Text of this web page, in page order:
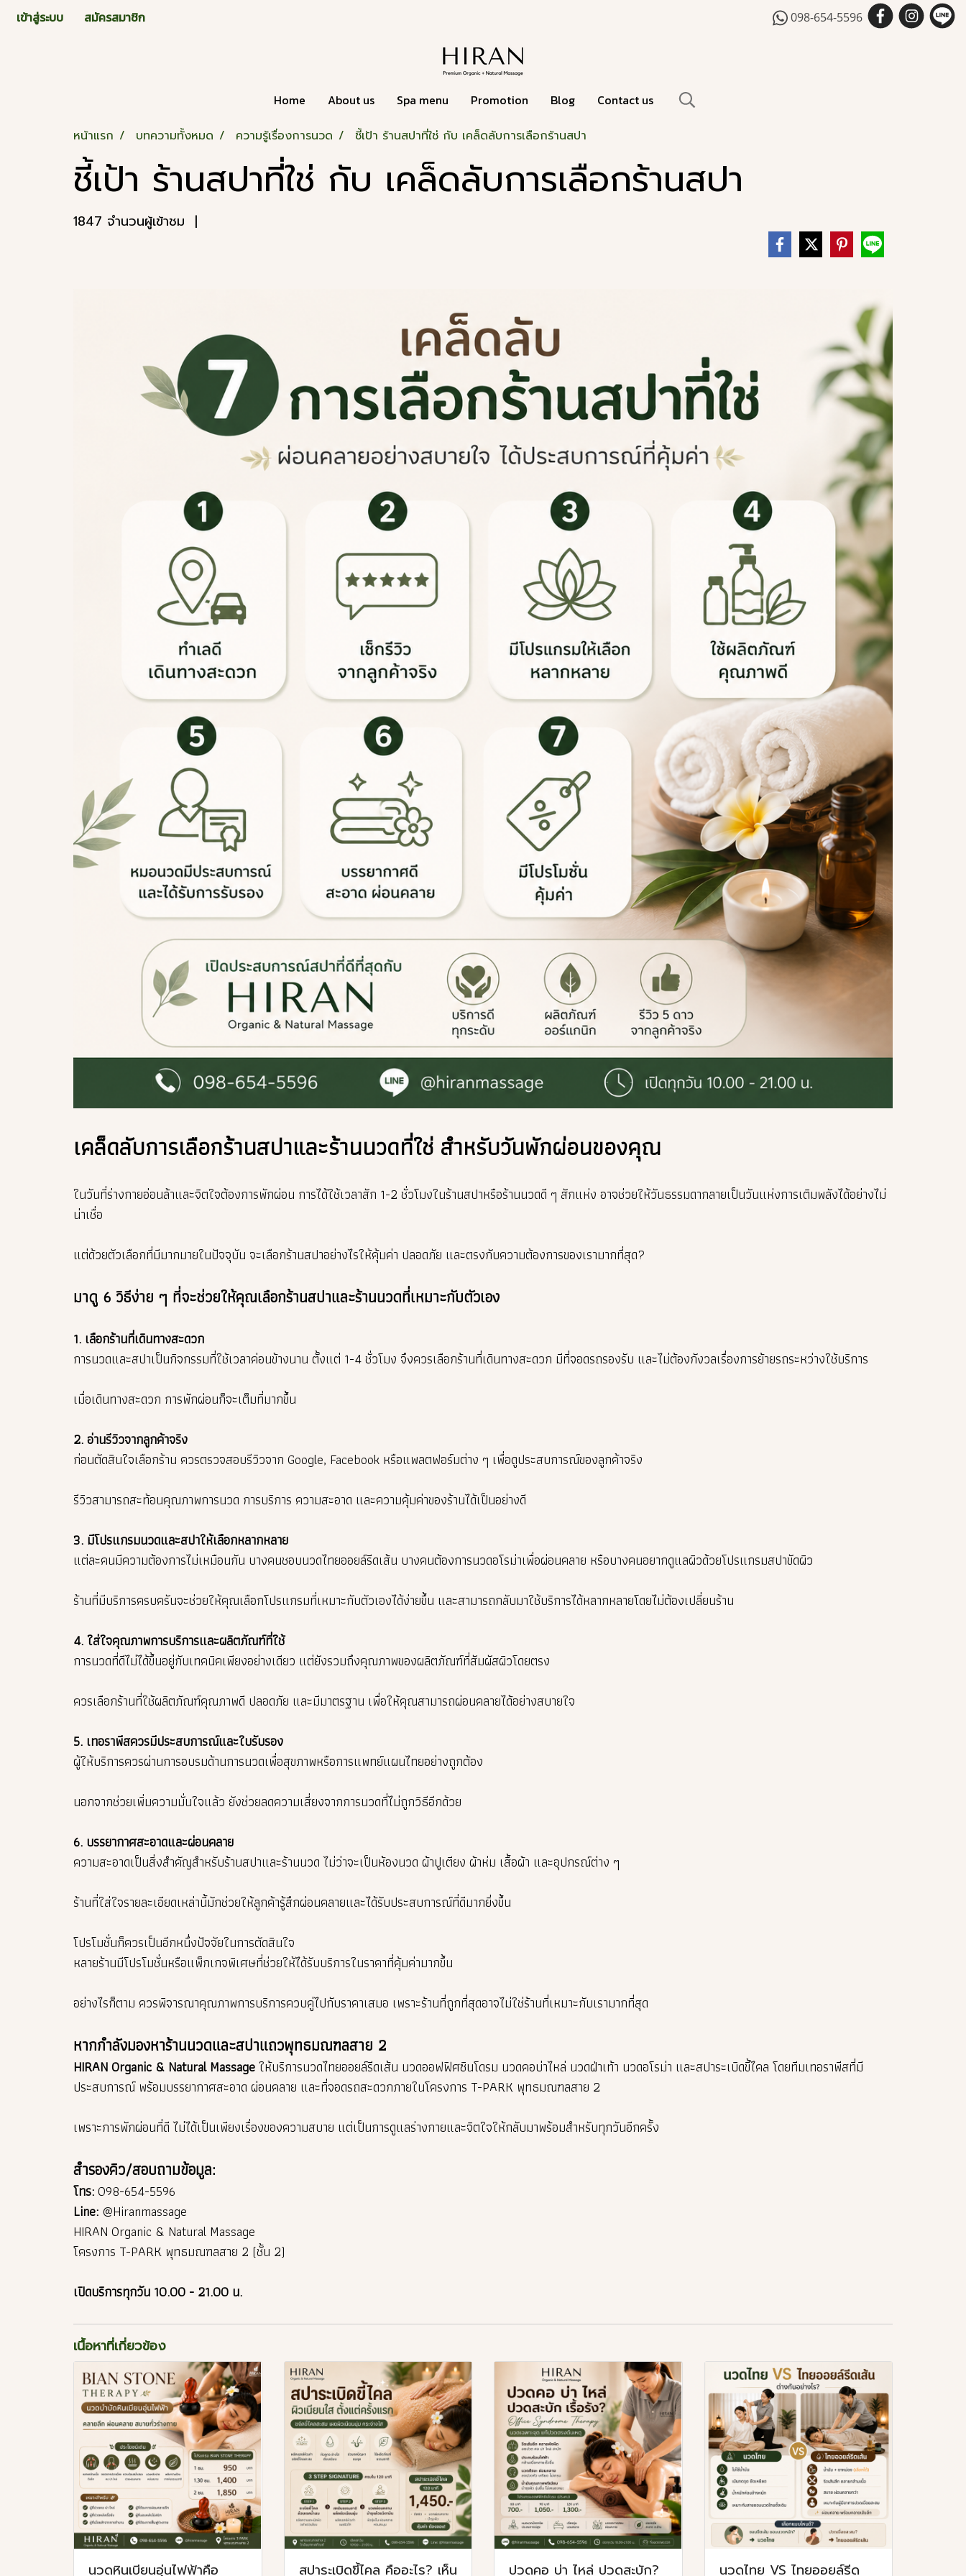
เข้าสู่ระบบ สมัครสมาชิก 098-654-5596
Home About us Spa menu Promotion Blog Contact us
หน้าแรก บทความทั้งหมด ความรู้เรื่องการนวด ชี้เป้า ร้านสปาที่ใช่ กับ เคล็ดลับการเลือกร้านสปา
ชี้เป้า ร้านสปาที่ใช่ กับ เคล็ดลับการเลือกร้านสปา
1847 จำนวนผู้เข้าชม |
เคล็ดลับการเลือกร้านสปาและร้านนวดที่ใช่ สำหรับวันพักผ่อนของคุณ
ในวันที่ร่างกายอ่อนล้าและจิตใจต้องการพักผ่อน การได้ใช้เวลาสัก 1-2 ชั่วโมงในร้านสปาหรือร้านนวดดี ๆ สักแห่ง อาจช่วยให้วันธรรมดากลายเป็นวันแห่งการเติมพลังได้อย่างไม่
น่าเชื่อ
แต่ด้วยตัวเลือกที่มีมากมายในปัจจุบัน จะเลือกร้านสปาอย่างไรให้คุ้มค่า ปลอดภัย และตรงกับความต้องการของเรามากที่สุด?
มาดู 6 วิธีง่าย ๆ ที่จะช่วยให้คุณเลือกร้านสปาและร้านนวดที่เหมาะกับตัวเอง
1. เลือกร้านที่เดินทางสะดวก
การนวดและสปาเป็นกิจกรรมที่ใช้เวลาค่อนข้างนาน ตั้งแต่ 1-4 ชั่วโมง จึงควรเลือกร้านที่เดินทางสะดวก มีที่จอดรถรองรับ และไม่ต้องกังวลเรื่องการย้ายรถระหว่างใช้บริการ
เมื่อเดินทางสะดวก การพักผ่อนก็จะเต็มที่มากขึ้น
2. อ่านรีวิวจากลูกค้าจริง
ก่อนตัดสินใจเลือกร้าน ควรตรวจสอบรีวิวจาก Google, Facebook หรือแพลตฟอร์มต่าง ๆ เพื่อดูประสบการณ์ของลูกค้าจริง
รีวิวสามารถสะท้อนคุณภาพการนวด การบริการ ความสะอาด และความคุ้มค่าของร้านได้เป็นอย่างดี
3. มีโปรแกรมนวดและสปาให้เลือกหลากหลาย
แต่ละคนมีความต้องการไม่เหมือนกัน บางคนชอบนวดไทยออยล์รีดเส้น บางคนต้องการนวดอโรม่าเพื่อผ่อนคลาย หรือบางคนอยากดูแลผิวด้วยโปรแกรมสปาขัดผิว
ร้านที่มีบริการครบครันจะช่วยให้คุณเลือกโปรแกรมที่เหมาะกับตัวเองได้ง่ายขึ้น และสามารถกลับมาใช้บริการได้หลากหลายโดยไม่ต้องเปลี่ยนร้าน
4. ใส่ใจคุณภาพการบริการและผลิตภัณฑ์ที่ใช้
การนวดที่ดีไม่ได้ขึ้นอยู่กับเทคนิคเพียงอย่างเดียว แต่ยังรวมถึงคุณภาพของผลิตภัณฑ์ที่สัมผัสผิวโดยตรง
ควรเลือกร้านที่ใช้ผลิตภัณฑ์คุณภาพดี ปลอดภัย และมีมาตรฐาน เพื่อให้คุณสามารถผ่อนคลายได้อย่างสบายใจ
5. เทอราพีสควรมีประสบการณ์และใบรับรอง
ผู้ให้บริการควรผ่านการอบรมด้านการนวดเพื่อสุขภาพหรือการแพทย์แผนไทยอย่างถูกต้อง
นอกจากช่วยเพิ่มความมั่นใจแล้ว ยังช่วยลดความเสี่ยงจากการนวดที่ไม่ถูกวิธีอีกด้วย
6. บรรยากาศสะอาดและผ่อนคลาย
ความสะอาดเป็นสิ่งสำคัญสำหรับร้านสปาและร้านนวด ไม่ว่าจะเป็นห้องนวด ผ้าปูเตียง ผ้าห่ม เสื้อผ้า และอุปกรณ์ต่าง ๆ
ร้านที่ใส่ใจรายละเอียดเหล่านี้มักช่วยให้ลูกค้ารู้สึกผ่อนคลายและได้รับประสบการณ์ที่ดีมากยิ่งขึ้น
โปรโมชั่นก็ควรเป็นอีกหนึ่งปัจจัยในการตัดสินใจ
หลายร้านมีโปรโมชั่นหรือแพ็กเกจพิเศษที่ช่วยให้ได้รับบริการในราคาที่คุ้มค่ามากขึ้น
อย่างไรก็ตาม ควรพิจารณาคุณภาพการบริการควบคู่ไปกับราคาเสมอ เพราะร้านที่ถูกที่สุดอาจไม่ใช่ร้านที่เหมาะกับเรามากที่สุด
หากกำลังมองหาร้านนวดและสปาแถวพุทธมณฑลสาย 2
HIRAN Organic & Natural Massageให้บริการนวดไทยออยล์รีดเส้น นวดออฟฟิศซินโดรม นวดคอบ่าไหล่ นวดฝ่าเท้า นวดอโรม่า และสปาระเบิดขี้ไคล โดยทีมเทอราพีสที่มี
ประสบการณ์ พร้อมบรรยากาศสะอาด ผ่อนคลาย และที่จอดรถสะดวกภายในโครงการ T-PARK พุทธมณฑลสาย 2
เพราะการพักผ่อนที่ดี ไม่ได้เป็นเพียงเรื่องของความสบาย แต่เป็นการดูแลร่างกายและจิตใจให้กลับมาพร้อมสำหรับทุกวันอีกครั้ง
สำรองคิว/สอบถามข้อมูล:
โทร:098-654-5596
Line: @Hiranmassage
HIRAN Organic & Natural Massage
โครงการ T-PARK พุทธมณฑลสาย 2 (ชั้น 2)
เปิดบริการทุกวัน 10.00 - 21.00 น.
เนื้อหาที่เกี่ยวข้อง
นวดหินเบียนอุ่นไฟฟ้าคือ สปาระเบิดขี้ไคล คืออะไร? เห็น ปวดคอ บ่า ไหล่ ปวดสะบัก? นวดไทย VS ไทยออยล์รีด